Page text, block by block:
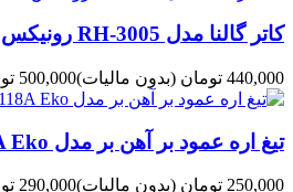
کاتر گالنا مدل RH-3005 رونیکس
440,000 تومان (بدون مالیات)500,000 تومان
تیغ اره عمود بر آهن بر مدل T118A Eko اکو بسته 5...
250,000 تومان (بدون مالیات)290,000 تومان